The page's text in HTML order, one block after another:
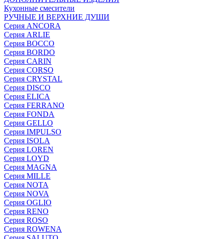
Кухонные смесители
РУЧНЫЕ И ВЕРХНИЕ ДУШИ
Серия ANCORA
Серия ARLIE
Серия BOCCO
Серия BORDO
Серия CARIN
Серия CORSO
Серия CRYSTAL
Серия DISCO
Серия ELICA
Серия FERRANO
Серия FONDA
Серия GELLO
Серия IMPULSO
Серия ISOLA
Серия LOREN
Серия LOYD
Серия MAGNA
Серия MILLE
Серия NOTA
Серия NOVA
Серия OGLIO
Серия RENO
Серия ROSO
Серия ROWENA